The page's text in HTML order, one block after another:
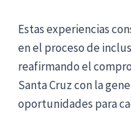
Estas experiencias
en el proceso de
reafirmando el
Santa Cruz con la
oportunidades para